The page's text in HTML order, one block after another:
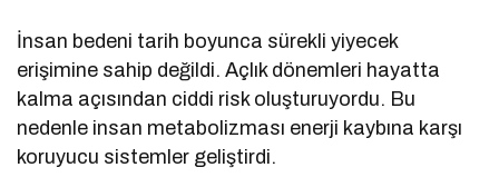
İnsan bedeni tarih boyunca sürekli yiyecek
erişimine sahip değildi. Açlık dönemleri hayatta
kalma açısından ciddi risk oluşturuyordu. Bu
nedenle insan metabolizması enerji kaybına karşı
koruyucu sistemler geliştirdi.